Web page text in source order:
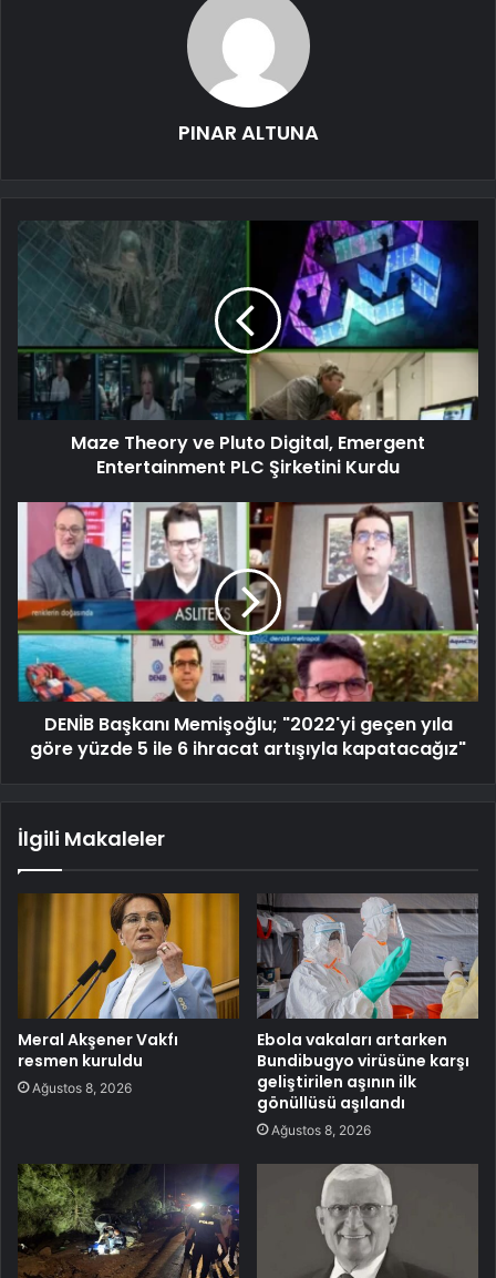
PINAR ALTUNA
Maze Theory ve Pluto Digital, Emergent
Entertainment PLC Şirketini Kurdu
DENİB Başkanı Memişoğlu; "2022'yi geçen yıla
göre yüzde 5 ile 6 ihracat artışıyla kapatacağız"
İlgili Makaleler
Meral Akşener Vakfı
resmen kuruldu
Ağustos 8, 2026
Ebola vakaları artarken
Bundibugyo virüsüne karşı
geliştirilen aşının ilk
gönüllüsü aşılandı
Ağustos 8, 2026